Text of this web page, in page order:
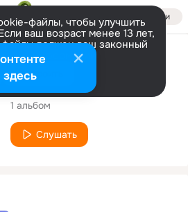
Войти
файлы, чтобы улучшить
ваш возраст менее 13 лет,
должен ваш законный
информации
Настроить
Исполнитель
Erickson Noe
1 альбом
Слушать